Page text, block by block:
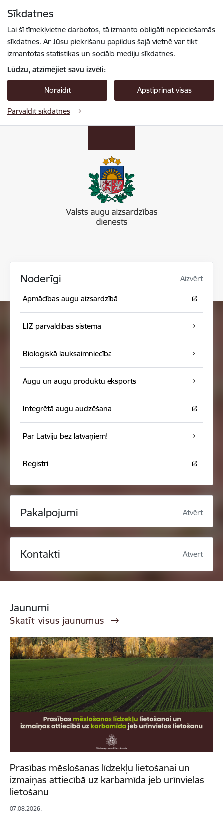
Sīkdatnes
Lai šī tīmekļvietne darbotos, tā izmanto obligāti nepieciešamās
sīkdatnes. Ar Jūsu piekrišanu papildus šajā vietnē var tikt
izmantotas statistikas un sociālo mediju sīkdatnes.
Lūdzu, atzīmējiet savu izvēli:
Noraidīt Apstiprināt visas
Pārvaldīt sīkdatnes
Noderīgi Aizvērt
Apmācības augu aizsardzībā
LIZ pārvaldības sistēma
Bioloģiskā lauksaimniecība
Augu un augu produktu eksports
Integrētā augu audzēšana
Par Latviju bez latvāņiem!
Reģistri
Pakalpojumi Atvērt
Kontakti Atvērt
Jaunumi
Skatīt visus jaunumus
Prasības mēslošanas līdzekļu lietošanai un
izmaiņas attiecībā uz karbamīda jeb urīnvielas
lietošanu
07.08.2026.